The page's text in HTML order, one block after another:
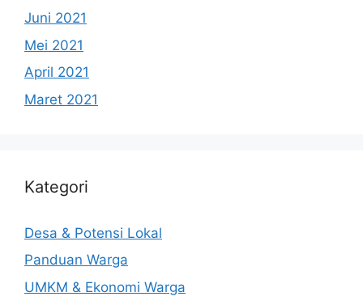
Juni 2021
Mei 2021
April 2021
Maret 2021
Kategori
Desa & Potensi Lokal
Panduan Warga
UMKM & Ekonomi Warga